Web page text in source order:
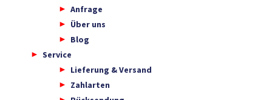
Anfrage
Über uns
Blog
Service
Lieferung & Versand
Zahlarten